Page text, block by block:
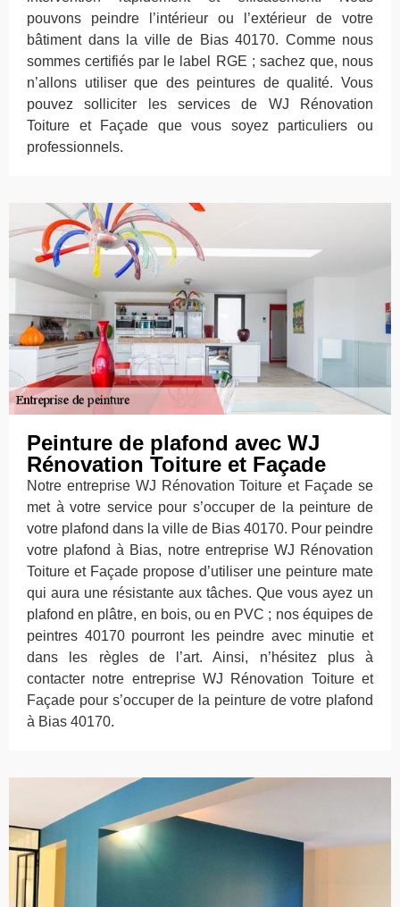
pouvons peindre l’intérieur ou l’extérieur de votre
bâtiment dans la ville de Bias 40170. Comme nous
sommes certifiés par le label RGE ; sachez que, nous
n’allons utiliser que des peintures de qualité. Vous
pouvez solliciter les services de WJ Rénovation
Toiture et Façade que vous soyez particuliers ou
professionnels.
Peinture de plafond avec WJ
Rénovation Toiture et Façade
Notre entreprise WJ Rénovation Toiture et Façade se
met à votre service pour s’occuper de la peinture de
votre plafond dans la ville de Bias 40170. Pour peindre
votre plafond à Bias, notre entreprise WJ Rénovation
Toiture et Façade propose d’utiliser une peinture mate
qui aura une résistante aux tâches. Que vous ayez un
plafond en plâtre, en bois, ou en PVC ; nos équipes de
peintres 40170 pourront les peindre avec minutie et
dans les règles de l’art. Ainsi, n’hésitez plus à
contacter notre entreprise WJ Rénovation Toiture et
Façade pour s’occuper de la peinture de votre plafond
à Bias 40170.